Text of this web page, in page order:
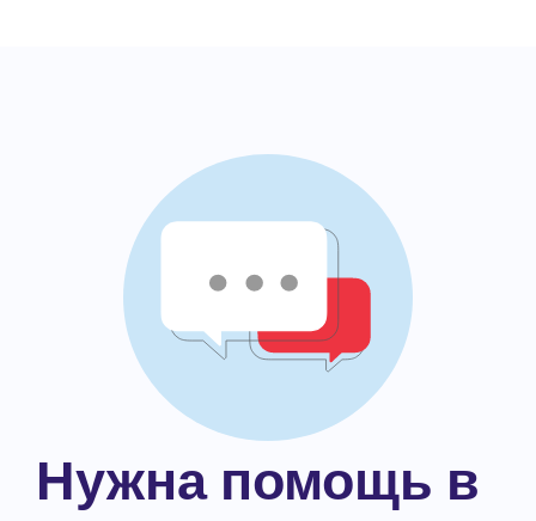
Нужна помощь в